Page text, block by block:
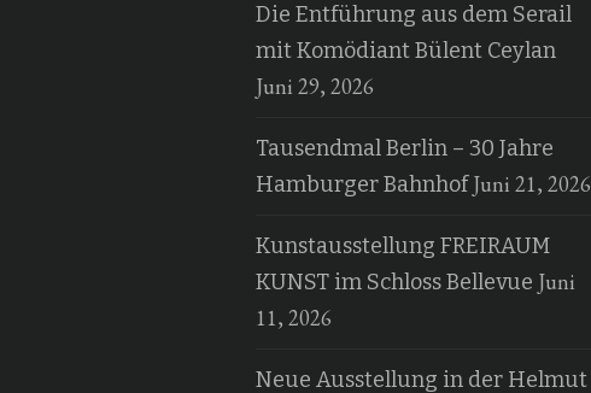
Die Entführung aus dem Serail
mit Komödiant Bülent Ceylan
Juni 29, 2026
Tausendmal Berlin – 30 Jahre
Hamburger Bahnhof Juni 21, 2026
Kunstausstellung FREIRAUM
KUNST im Schloss Bellevue Juni
11, 2026
Neue Ausstellung in der Helmut